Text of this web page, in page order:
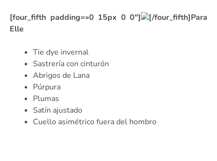
[four_fifth padding=»0 15px 0 0″]
[/four_fifth]Para
Elle
Tie dye invernal
Sastrería con cinturón
Abrigos de Lana
Púrpura
Plumas
Satín ajustado
Cuello asimétrico fuera del hombro